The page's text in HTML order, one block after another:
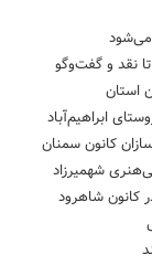
نقد و گفت‌وگو
استان
ابراهیم‌آباد
کانون سمنان
شهمیرزاد
کانون شاهرود